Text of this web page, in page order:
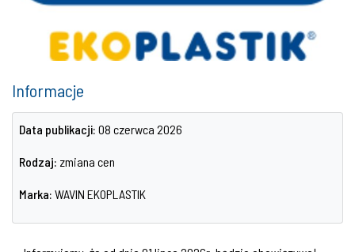
Informacje
Data publikacji: 08 czerwca 2026
Rodzaj: zmiana cen
Marka: WAVIN EKOPLASTIK